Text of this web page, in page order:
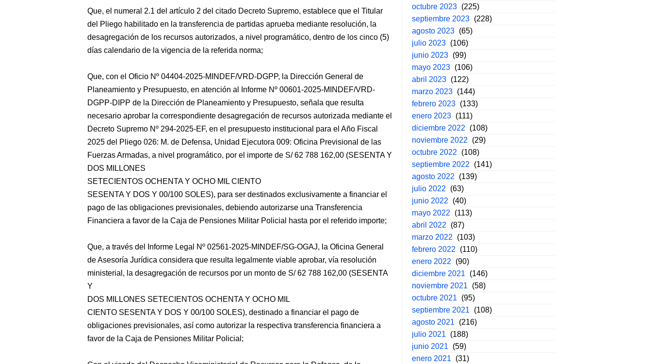
Que, el numeral 2.1 del artículo 2 del citado Decreto Supremo, establece que el Titular
del Pliego habilitado en la transferencia de partidas aprueba mediante resolución, la
desagregación de los recursos autorizados, a nivel programático, dentro de los cinco (5)
días calendario de la vigencia de la referida norma;
Que, con el Oficio Nº 04404-2025-MINDEF/VRD-DGPP, la Dirección General de
Planeamiento y Presupuesto, en atención al Informe Nº 00601-2025-MINDEF/VRD-
DGPP-DIPP de la Dirección de Planeamiento y Presupuesto, señala que resulta
necesario aprobar la correspondiente desagregación de recursos autorizada mediante el
Decreto Supremo Nº 294-2025-EF, en el presupuesto institucional para el Año Fiscal
2025 del Pliego 026: M. de Defensa, Unidad Ejecutora 009: Oficina Previsional de las
Fuerzas Armadas, a nivel programático, por el importe de S/ 62 788 162,00 (SESENTA Y
DOS MILLONES
SETECIENTOS OCHENTA Y OCHO MIL CIENTO
SESENTA Y DOS Y 00/100 SOLES), para ser destinados exclusivamente a financiar el
pago de las obligaciones previsionales, debiendo autorizarse una Transferencia
Financiera a favor de la Caja de Pensiones Militar Policial hasta por el referido importe;
Que, a través del Informe Legal Nº 02561-2025-MINDEF/SG-OGAJ, la Oficina General
de Asesoría Jurídica considera que resulta legalmente viable aprobar, vía resolución
ministerial, la desagregación de recursos por un monto de S/ 62 788 162,00 (SESENTA
Y
DOS MILLONES SETECIENTOS OCHENTA Y OCHO MIL
CIENTO SESENTA Y DOS Y 00/100 SOLES), destinado a financiar el pago de
obligaciones previsionales, así como autorizar la respectiva transferencia financiera a
favor de la Caja de Pensiones Militar Policial;
octubre 2023 (225)
septiembre 2023 (228)
agosto 2023 (65)
julio 2023 (106)
junio 2023 (99)
mayo 2023 (106)
abril 2023 (122)
marzo 2023 (144)
febrero 2023 (133)
enero 2023 (111)
diciembre 2022
(108)
noviembre 2022
(29)
octubre 2022
(108)
septiembre 2022
(141)
agosto 2022
(139)
julio 2022
(63)
junio 2022
(40)
mayo 2022
(113)
abril 2022
(87)
marzo 2022
(103)
febrero 2022
(110)
enero 2022
(90)
diciembre 2021
(146)
noviembre 2021
(58)
octubre 2021
(95)
septiembre 2021
(108)
agosto 2021
(216)
julio 2021
(188)
junio 2021
(59)
enero 2021
(31)